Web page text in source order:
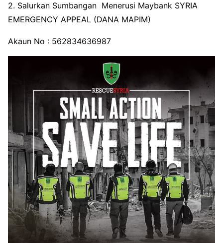
2. Salurkan Sumbangan Menerusi Maybank SYRIA
EMERGENCY APPEAL (DANA MAPIM)
Akaun No : 562834636987